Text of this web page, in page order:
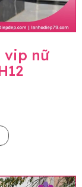
vip nữ